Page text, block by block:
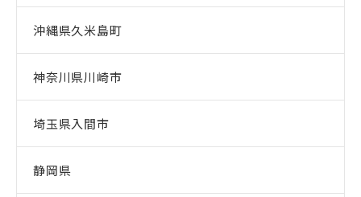
沖縄県久米島町
神奈川県川崎市
埼玉県入間市
静岡県